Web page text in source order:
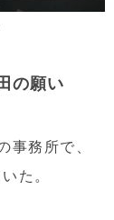
の願い
務所で、
た。